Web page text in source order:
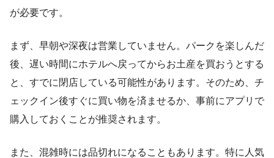
が必要です。
まず、早朝や深夜は営業していません。パークを楽しんだ
後、遅い時間にホテルへ戻ってからお土産を買おうとする
と、すでに閉店している可能性があります。そのため、チ
ェックイン後すぐに買い物を済ませるか、事前にアプリで
購入しておくことが推奨されます。
また、混雑時には品切れになることもあります。特に人気